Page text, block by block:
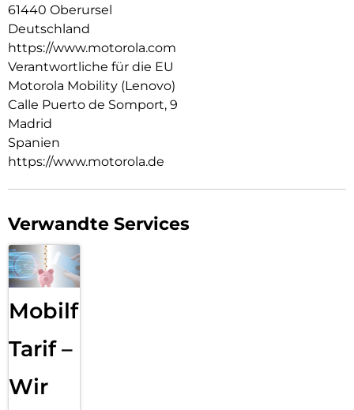
61440 Oberursel
Deutschland
https://www.motorola.com
Verantwortliche für die EU
Motorola Mobility (Lenovo)
Calle Puerto de Somport, 9
Madrid
Spanien
https://www.motorola.de
Verwandte Services
Mobilfunk
Tarif –
Wir